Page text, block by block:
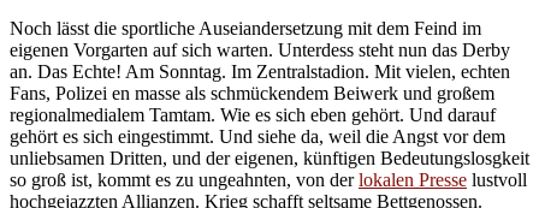
Noch lässt die sportliche Auseiandersetzung mit dem Feind im
eigenen Vorgarten auf sich warten. Unterdess steht nun das Derby
an. Das Echte! Am Sonntag. Im Zentralstadion. Mit vielen, echten
Fans, Polizei en masse als schmückendem Beiwerk und großem
regionalmedialem Tamtam. Wie es sich eben gehört. Und darauf
gehört es sich eingestimmt. Und siehe da, weil die Angst vor dem
unliebsamen Dritten, und der eigenen, künftigen Bedeutungslosgkeit
so groß ist, kommt es zu ungeahnten, von derlokalen Presse lustvoll
hochgejazzten Allianzen. Krieg schafft seltsame Bettgenossen.